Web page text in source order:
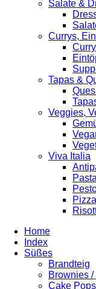
Salate &
Currys,
Tapas &
Veggies,
Viva Italia
Pasta
Pizza
Home
Index
Süßes
Brandteig
Brownies
Cake Pops